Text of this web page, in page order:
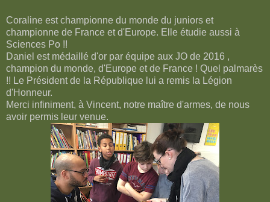
Coraline est championne du monde du juniors et
championne de France et d'Europe. Elle étudie aussi à
Sciences Po !!
Daniel est médaillé d'or par équipe aux JO de 2016 ,
champion du monde, d'Europe et de France ! Quel palmarès
!! Le Président de la République lui a remis la Légion
d'Honneur.
Merci infiniment, à Vincent, notre maître d'armes, de nous
avoir permis leur venue.